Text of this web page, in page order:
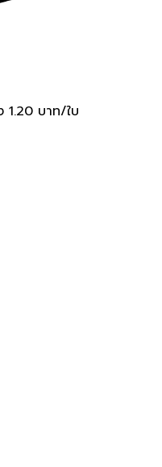
1.20 บาท/ใบ